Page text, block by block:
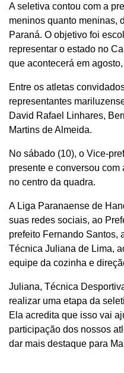
A seletiva contou com a
meninos quanto meninas,
Paraná. O objetivo foi
representar o estado no
que acontecerá em
Entre os atletas
representantes
David Rafael Linhares,
Martins de Almeida.
No sábado (10), o Vice-
presente e conversou
no centro da quadra.
A Liga Paranaense de
suas redes sociais, ao
prefeito Fernando Santos,
Técnica Juliana de Lima,
equipe da cozinha e
Juliana, Técnica
realizar uma etapa da
Ela acredita que isso vai
participação dos nossos
dar mais destaque para